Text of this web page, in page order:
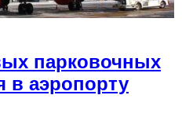
парковочных
в аэропорту